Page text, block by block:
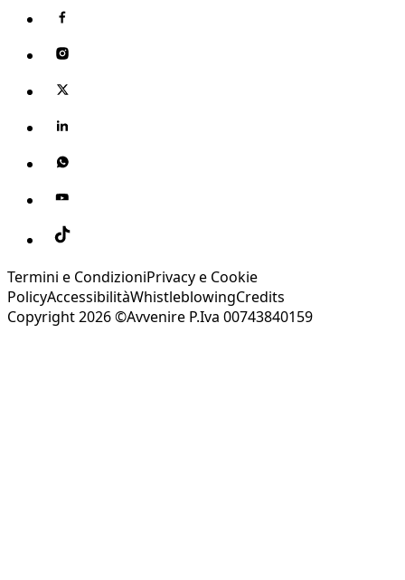
Termini e CondizioniPrivacy e Cookie
PolicyAccessibilitàWhistleblowingCredits
Copyright 2026 ©Avvenire P.Iva 00743840159